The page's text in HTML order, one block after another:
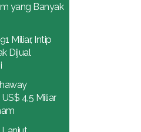
yang Banyak
Miliar, Intip
Dijual
4,5 Miliar